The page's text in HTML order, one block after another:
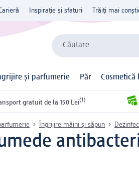
Inspirație și sfaturi Trăiți mai
Căutare
și parfumerie Păr Cosmetică
gratuit de la 150 Lei(1)
Îngrijire mâini și săpun